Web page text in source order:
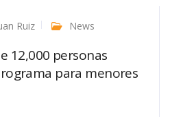
Ruiz News
12,000 personas
para menores